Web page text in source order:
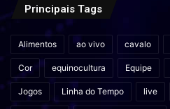
Principais Tags
Alimentos ao vivo cavalo
Cor equinocultura Equipe
Jogos Linha do Tempo live